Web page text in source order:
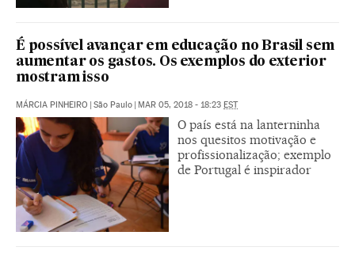
É possível avançar em educação no Brasil sem
aumentar os gastos. Os exemplos do exterior
mostram isso
MÁRCIA PINHEIRO | São Paulo | MAR 05, 2018 - 18:23 EST
O país está na lanterninha
nos quesitos motivação e
profissionalização; exemplo
de Portugal é inspirador